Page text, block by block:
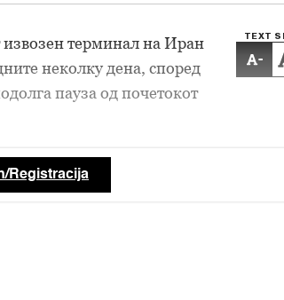
TEXT
-
терминал на Иран
неколку дена, според
пауза од почетокот
Registracija